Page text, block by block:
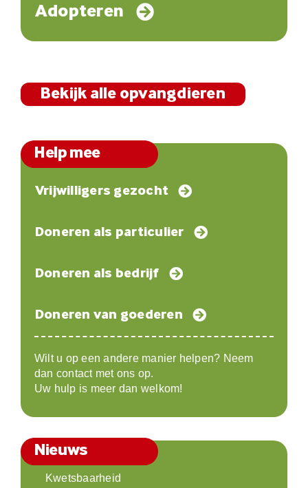
Adopteren
Bekijk alle opvangdieren
Help mee
Vrijwilligers gezocht
Doneren als particulier
Doneren als bedrijf
Doneren van goederen
Wilt u op een andere manier helpen? Neem
dan contact met ons op.
Uw hulp is meer dan welkom!
Nieuws
Kwetsbaarheid